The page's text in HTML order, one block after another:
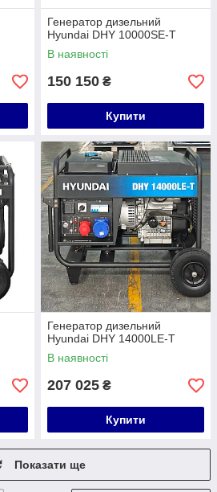
Генератор дизельний
Hyundai DHY 10000SE-T
В наявності
150 150 ₴
Купити
Генератор дизельний
Hyundai DHY 14000LE-T
В наявності
207 025 ₴
Купити
Показати ще